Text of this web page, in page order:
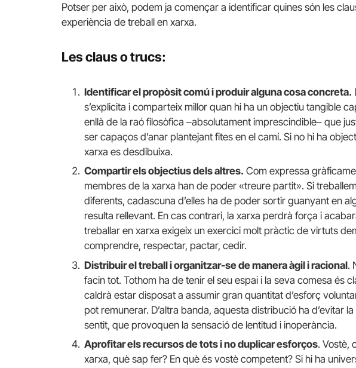
Potser per això, podem ja començar a identificar quines són les
experiència de treball en xarxa.
Les claus o trucs:
Identificar el propòsit comú i produir alguna cosa concreta.
s’explicita i comparteix millor quan hi ha un objectiu tangible
enllà de la raó filosòfica –absolutament imprescindible– que
ser capaços d’anar plantejant fites en el camí. Si no hi ha
xarxa es desdibuixa.
Compartir els objectius dels altres. Com expressa
membres de la xarxa han de poder «treure partit». Si
diferents, cadascuna d’elles ha de poder sortir guanyant en
resulta rellevant. En cas contrari, la xarxa perdrà força i
treballar en xarxa exigeix ​​un exercici molt pràctic de virtuts
comprendre, respectar, pactar, cedir.
Distribuir el treball i organitzar-se de manera àgil i racional.
facin tot. Tothom ha de tenir el seu espai i la seva comesa és
caldrà estar disposat a assumir gran quantitat d’esforç
pot remunerar. D’altra banda, aquesta distribució ha d’evitar
sentit, que provoquen la sensació de lentitud i inoperància.
Aprofitar els recursos de tots i no duplicar esforços. Vostè,
xarxa, què sap fer? En què és vostè competent? Si hi ha